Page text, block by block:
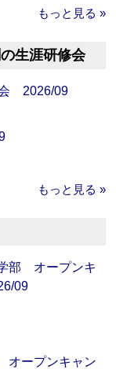
もっと見る »
生涯研修会
2026/09
もっと見る »
部 オープンキ
09
オープンキャン